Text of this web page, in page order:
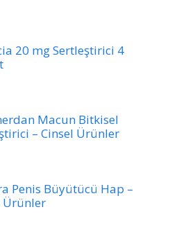
20 mg Sertleştirici 4
Macun Bitkisel
– Cinsel Ürünler
Penis Büyütücü Hap –
Ürünler